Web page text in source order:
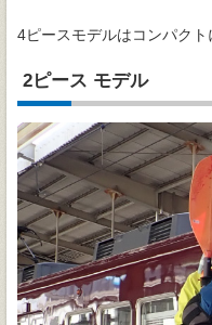
4ピースモデルはコンパクト
2ピース モデル